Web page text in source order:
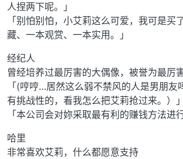
人捏两下呢。」
「别怕别怕，小艾莉这么可爱，我可是买
藏、一本观赏、一本实用。」
经纪人
曾经培养过最厉害的大偶像，被誉为最厉
「(哼哼…居然这么弱不禁风的人是男朋友
有挑战性的，看我怎么把艾莉抢过来。）」
「本公司会对妳采取最有利的赚钱方法进
哈里
非常喜欢艾莉，什么都愿意支持